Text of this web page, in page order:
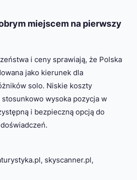
miejscem na pierwszy
i ceny sprawiają, że Polska
jako kierunek dla
solo. Niskie koszty
wysoka pozycja w
i bezpieczną opcją do
skyscanner.pl,